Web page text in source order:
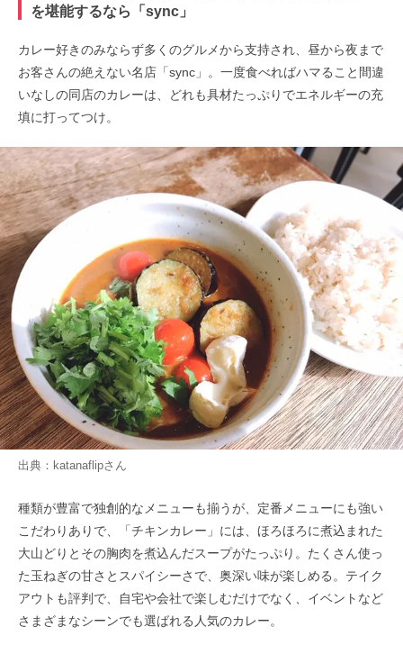
を堪能するなら「sync」
カレー好きのみならず多くのグルメから支持され、昼から夜まで
お客さんの絶えない名店「sync」。一度食べればハマること間違
いなしの同店のカレーは、どれも具材たっぷりでエネルギーの充
填に打ってつけ。
出典： katanaflipさん
種類が豊富で独創的なメニューも揃うが、定番メニューにも強い
こだわりありで、「チキンカレー」には、ほろほろに煮込まれた
大山どりとその胸肉を煮込んだスープがたっぷり。たくさん使っ
た玉ねぎの甘さとスパイシーさで、奥深い味が楽しめる。テイク
アウトも評判で、自宅や会社で楽しむだけでなく、イベントなど
さまざまなシーンでも選ばれる人気のカレー。